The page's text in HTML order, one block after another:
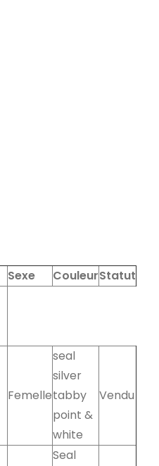
Sexe CouleurStatut
Femelle
seal
silver
tabby
point &
white
Vendu
Seal